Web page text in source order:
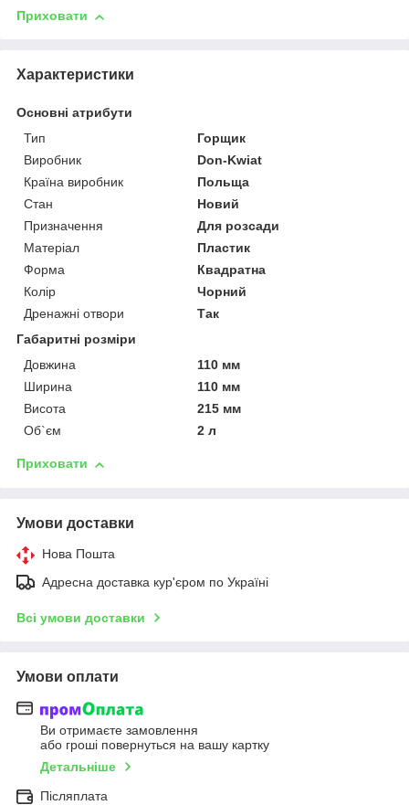
Приховати
Характеристики
Основні атрибути
Тип
Горщик
Виробник
Don-Kwiat
Країна виробник
Польща
Стан
Новий
Призначення
Для розсади
Матеріал
Пластик
Форма
Квадратна
Колір
Чорний
Дренажні отвори
Так
Габаритні розміри
Довжина
110 мм
Ширина
110 мм
Висота
215 мм
Об`єм
2 л
Приховати
Умови доставки
Нова Пошта
Адресна доставка кур'єром по Україні
Всі умови доставки
Умови оплати
Ви отримаєте замовлення
або гроші повернуться на вашу картку
Детальніше
Післяплата